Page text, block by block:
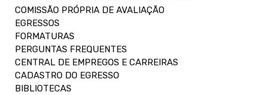
COMISSÃO PRÓPRIA DE AVALIAÇÃO
EGRESSOS
FORMATURAS
PERGUNTAS FREQUENTES
CENTRAL DE EMPREGOS E CARREIRAS
CADASTRO DO EGRESSO
BIBLIOTECAS